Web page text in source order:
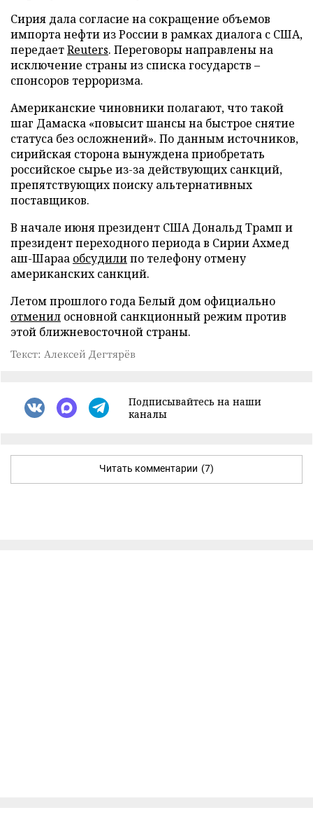
Сирия дала согласие на сокращение объемов
импорта нефти из России в рамках диалога с США,
передаетReuters. Переговоры направлены на
исключение страны из списка государств –
спонсоров терроризма.
Американские чиновники полагают, что такой
шаг Дамаска «повысит шансы на быстрое снятие
статуса без осложнений». По данным источников,
сирийская сторона вынуждена приобретать
российское сырье из-за действующих санкций,
препятствующих поиску альтернативных
поставщиков.
В начале июня президент США Дональд Трамп и
президент переходного периода в Сирии Ахмед
аш-Шараа обсудилипо телефону отмену
американских санкций.
Летом прошлого года Белый дом официально
отменил основной санкционный режим против
этой ближневосточной страны.
Текст: Алексей Дегтярёв
Подписывайтесь на наши
каналы
Читать комментарии (7)